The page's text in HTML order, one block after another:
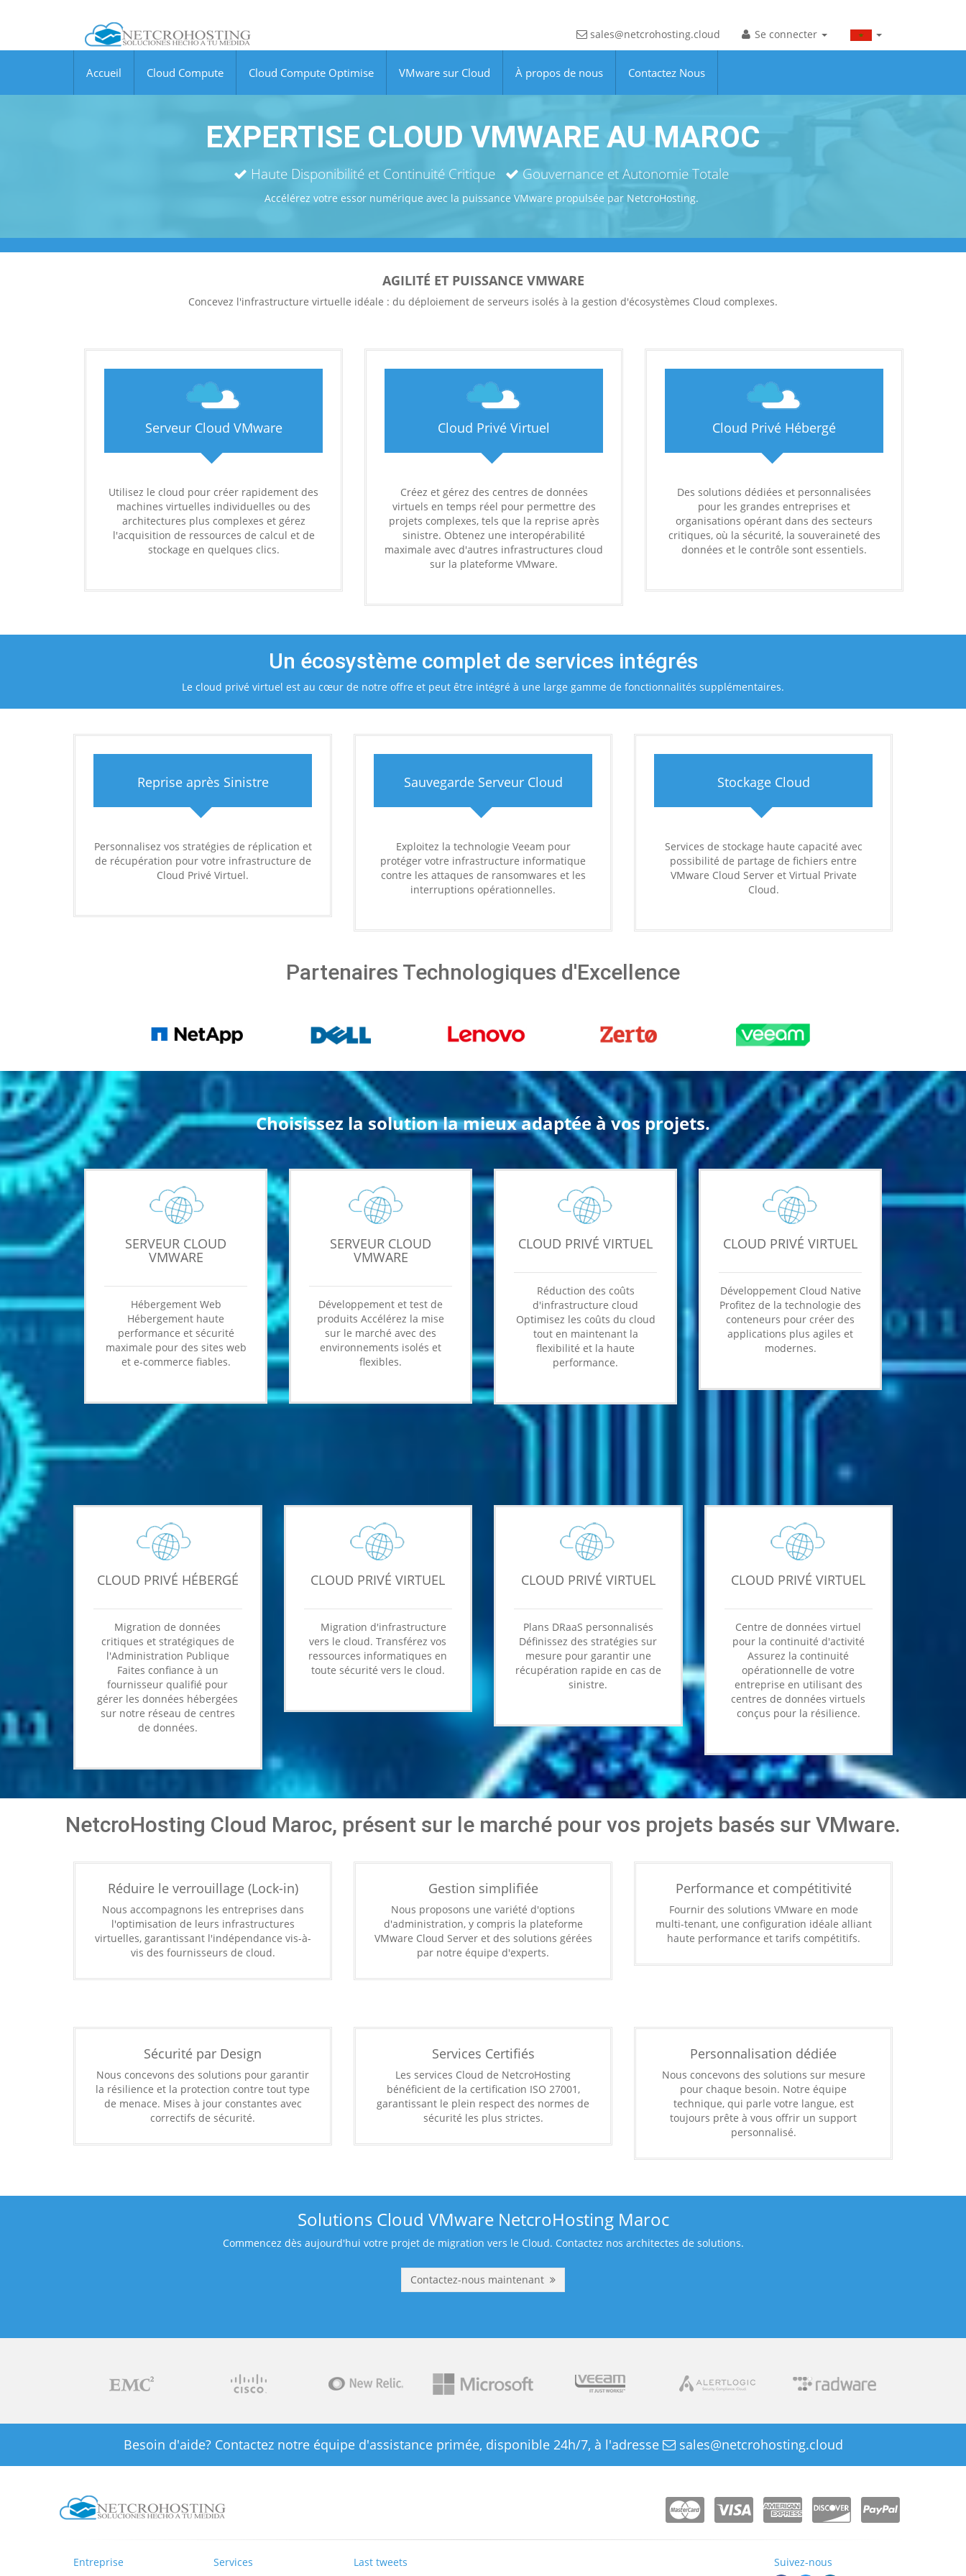
sales@netcrohosting.cloud Se connecter
Accueil Cloud Compute Cloud Compute Optimise VMware sur Cloud À propos de nous Contactez Nous
EXPERTISE CLOUD VMWARE AU MAROC
Haute Disponibilité et Continuité Critique Gouvernance et Autonomie Totale
Accélérez votre essor numérique avec la puissance VMware propulsée par NetcroHosting.
AGILITÉ ET PUISSANCE VMWARE
Concevez l'infrastructure virtuelle idéale : du déploiement de serveurs isolés à la gestion d'écosystèmes Cloud complexes.
Serveur Cloud VMware
Utilisez le cloud pour créer rapidement des
machines virtuelles individuelles ou des
architectures plus complexes et gérez
l'acquisition de ressources de calcul et de
stockage en quelques clics.
Cloud Privé Virtuel
Créez et gérez des centres de données
virtuels en temps réel pour permettre des
projets complexes, tels que la reprise après
sinistre. Obtenez une interopérabilité
maximale avec d'autres infrastructures cloud
sur la plateforme VMware.
Cloud Privé Hébergé
Des solutions dédiées et personnalisées
pour les grandes entreprises et
organisations opérant dans des secteurs
critiques, où la sécurité, la souveraineté des
données et le contrôle sont essentiels.
Un écosystème complet de services intégrés
Le cloud privé virtuel est au cœur de notre offre et peut être intégré à une large gamme de fonctionnalités supplémentaires.
Reprise après Sinistre
Personnalisez vos stratégies de réplication et
de récupération pour votre infrastructure de
Cloud Privé Virtuel.
Sauvegarde Serveur Cloud
Exploitez la technologie Veeam pour
protéger votre infrastructure informatique
contre les attaques de ransomwares et les
interruptions opérationnelles.
Stockage Cloud
Services de stockage haute capacité avec
possibilité de partage de fichiers entre
VMware Cloud Server et Virtual Private
Cloud.
Partenaires Technologiques d'Excellence
Choisissez la solution la mieux adaptée à vos projets.
SERVEUR CLOUD
VMWARE
Hébergement Web
Hébergement haute
performance et sécurité
maximale pour des sites web
et e-commerce fiables.
SERVEUR CLOUD
VMWARE
Développement et test de
produits Accélérez la mise
sur le marché avec des
environnements isolés et
flexibles.
CLOUD PRIVÉ VIRTUEL
Réduction des coûts
d'infrastructure cloud
Optimisez les coûts du cloud
tout en maintenant la
flexibilité et la haute
performance.
CLOUD PRIVÉ VIRTUEL
Développement Cloud Native
Profitez de la technologie des
conteneurs pour créer des
applications plus agiles et
modernes.
CLOUD PRIVÉ HÉBERGÉ
Migration de données
critiques et stratégiques de
l'Administration Publique
Faites confiance à un
fournisseur qualifié pour
gérer les données hébergées
sur notre réseau de centres
de données.
CLOUD PRIVÉ VIRTUEL
Migration d'infrastructure
vers le cloud. Transférez vos
ressources informatiques en
toute sécurité vers le cloud.
CLOUD PRIVÉ VIRTUEL
Plans DRaaS personnalisés
Définissez des stratégies sur
mesure pour garantir une
récupération rapide en cas de
sinistre.
CLOUD PRIVÉ VIRTUEL
Centre de données virtuel
pour la continuité d'activité
Assurez la continuité
opérationnelle de votre
entreprise en utilisant des
centres de données virtuels
conçus pour la résilience.
NetcroHosting Cloud Maroc, présent sur le marché pour vos projets basés sur VMware.
Réduire le verrouillage (Lock-in)
Nous accompagnons les entreprises dans
l'optimisation de leurs infrastructures
virtuelles, garantissant l'indépendance vis-à-
vis des fournisseurs de cloud.
Gestion simplifiée
Nous proposons une variété d'options
d'administration, y compris la plateforme
VMware Cloud Server et des solutions gérées
par notre équipe d'experts.
Performance et compétitivité
Fournir des solutions VMware en mode
multi-tenant, une configuration idéale alliant
haute performance et tarifs compétitifs.
Sécurité par Design
Nous concevons des solutions pour garantir
la résilience et la protection contre tout type
de menace. Mises à jour constantes avec
correctifs de sécurité.
Services Certifiés
Les services Cloud de NetcroHosting
bénéficient de la certification ISO 27001,
garantissant le plein respect des normes de
sécurité les plus strictes.
Personnalisation dédiée
Nous concevons des solutions sur mesure
pour chaque besoin. Notre équipe
technique, qui parle votre langue, est
toujours prête à vous offrir un support
personnalisé.
Solutions Cloud VMware NetcroHosting Maroc
Commencez dès aujourd'hui votre projet de migration vers le Cloud. Contactez nos architectes de solutions.
Contactez-nous maintenant
Besoin d'aide? Contactez notre équipe d'assistance primée, disponible 24h/7, à l'adresse sales@netcrohosting.cloud
Entreprise Services Last tweets Suivez-nous